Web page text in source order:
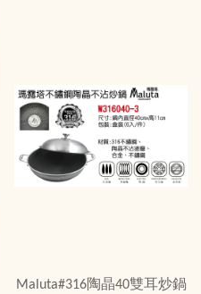
Maluta#316陶晶40雙耳炒鍋